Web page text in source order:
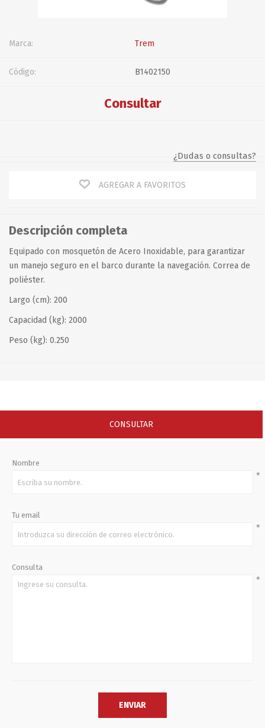
Marca: Trem
Código: B1402150
Consultar
¿Dudas o consultas?
AGREGAR A FAVORITOS
Descripción completa
Equipado con mosquetón de Acero Inoxidable, para garantizar
un manejo seguro en el barco durante la navegación. Correa de
poliéster.
Largo (cm): 200
Capacidad (kg): 2000
Peso (kg): 0.250
CONSULTAR
Nombre
*
Tu email
*
Consulta
*